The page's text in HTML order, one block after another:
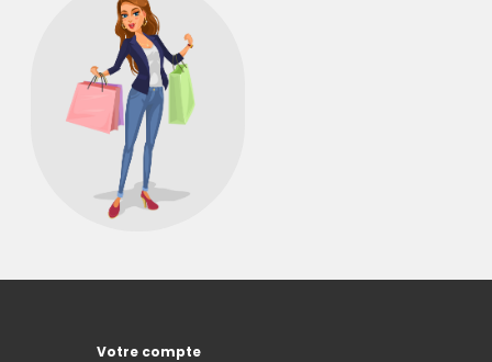
Votre compte